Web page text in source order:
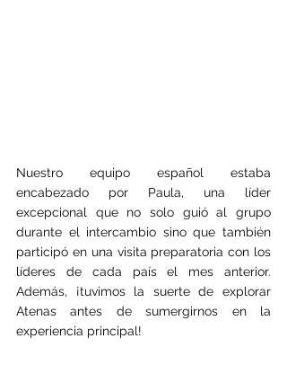
Nuestro equipo español estaba
encabezado por Paula, una líder
excepcional que no solo guió al grupo
durante el intercambio sino que también
participó en una visita preparatoria con los
líderes de cada país el mes anterior.
Además, ¡tuvimos la suerte de explorar
Atenas antes de sumergirnos en la
experiencia principal!